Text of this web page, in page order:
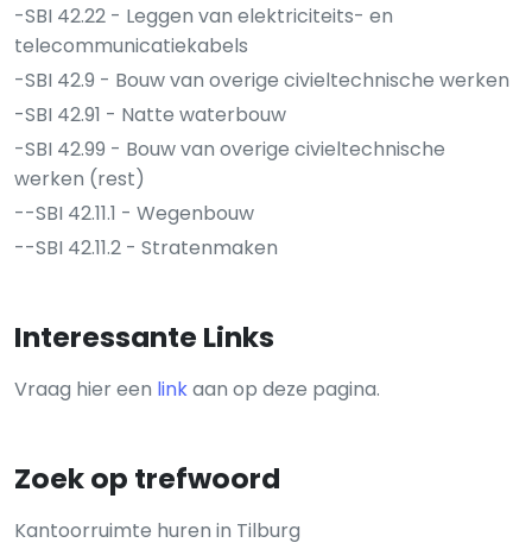
-SBI 42.22 - Leggen van elektriciteits- en
telecommunicatiekabels
-SBI 42.9 - Bouw van overige civieltechnische werken
-SBI 42.91 - Natte waterbouw
-SBI 42.99 - Bouw van overige civieltechnische
werken (rest)
--SBI 42.11.1 - Wegenbouw
--SBI 42.11.2 - Stratenmaken
Interessante Links
Vraag hier een linkaan op deze pagina.
Zoek op trefwoord
Kantoorruimte huren in Tilburg